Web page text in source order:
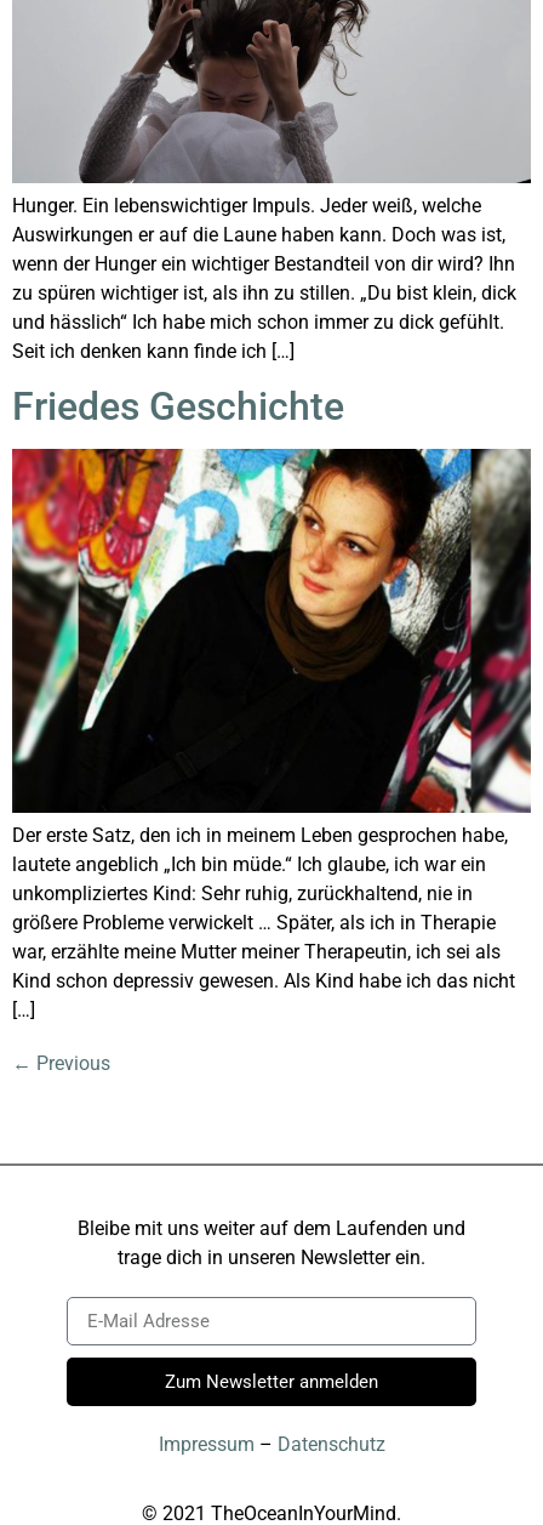
Hunger. Ein lebenswichtiger Impuls. Jeder weiß, welche
Auswirkungen er auf die Laune haben kann. Doch was ist,
wenn der Hunger ein wichtiger Bestandteil von dir wird? Ihn
zu spüren wichtiger ist, als ihn zu stillen. „Du bist klein, dick
und hässlich“ Ich habe mich schon immer zu dick gefühlt.
Seit ich denken kann finde ich […]
Friedes Geschichte
Der erste Satz, den ich in meinem Leben gesprochen habe,
lautete angeblich „Ich bin müde.“ Ich glaube, ich war ein
unkompliziertes Kind: Sehr ruhig, zurückhaltend, nie in
größere Probleme verwickelt … Später, als ich in Therapie
war, erzählte meine Mutter meiner Therapeutin, ich sei als
Kind schon depressiv gewesen. Als Kind habe ich das nicht
[…]
← Previous
Bleibe mit uns weiter auf dem Laufenden und
trage dich in unseren Newsletter ein.
Zum Newsletter anmelden
Impressum – Datenschutz
© 2021 TheOceanInYourMind.